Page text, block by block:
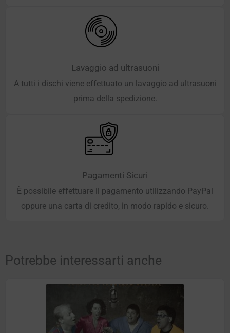
Lavaggio ad ultrasuoni
A tutti i dischi viene effettuato un lavaggio ad ultrasuoni
prima della spedizione.
Pagamenti Sicuri
È possibile effettuare il pagamento utilizzando PayPal
oppure una carta di credito, in modo rapido e sicuro.
Potrebbe interessarti anche